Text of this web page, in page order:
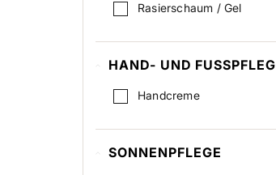
Rasierschaum / Gel
HAND- UND FUSSPFLEGE
Handcreme
SONNENPFLEGE